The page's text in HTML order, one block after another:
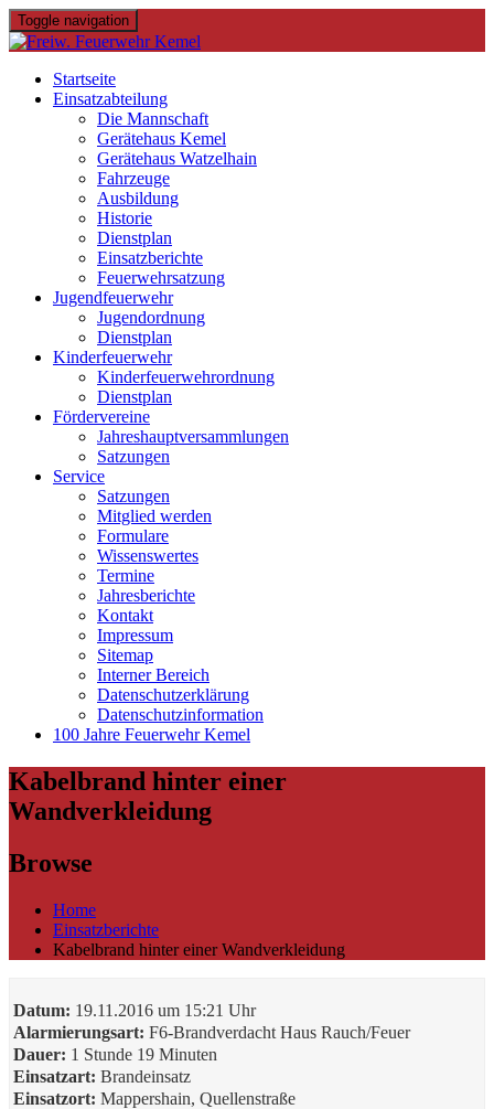
Skip
to
content
Toggle navigation
Startseite
Einsatzabteilung
Die Mannschaft
Gerätehaus Kemel
Gerätehaus Watzelhain
Fahrzeuge
Ausbildung
Historie
Dienstplan
Einsatzberichte
Feuerwehrsatzung
Jugendfeuerwehr
Jugendordnung
Dienstplan
Kinderfeuerwehr
Kinderfeuerwehrordnung
Dienstplan
Fördervereine
Jahreshauptversammlungen
Satzungen
Service
Satzungen
Mitglied werden
Formulare
Wissenswertes
Termine
Jahresberichte
Kontakt
Impressum
Sitemap
Interner Bereich
Datenschutzerklärung
Datenschutzinformation
100 Jahre Feuerwehr Kemel
Kabelbrand hinter einer
Wandverkleidung
Browse
Home
Einsatzberichte
Kabelbrand hinter einer Wandverkleidung
Datum: 19.11.2016 um 15:21 Uhr
Alar­mie­rungs­art: F6-Brand­ver­dacht Haus Rauch/Feuer
Dau­er: 1 Stun­de 19 Minu­ten
Ein­satz­art: Brand­ein­satz
Ein­satz­ort: Map­pers­hain, Quel­len­stra­ße